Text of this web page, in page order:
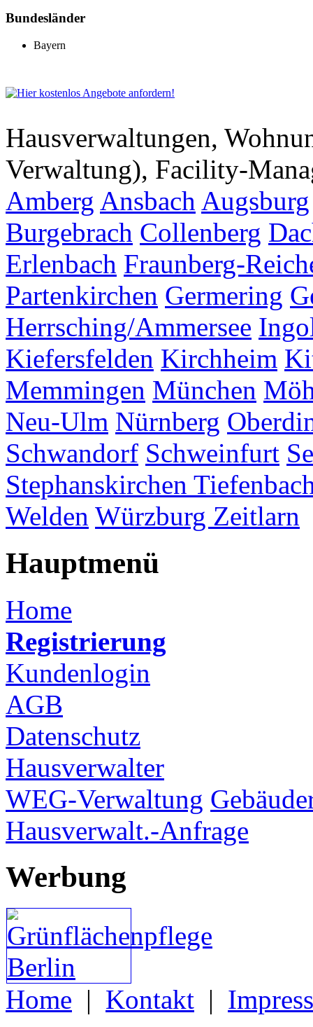
Bundesländer
Bayern
Hausverwaltungen,
Verwaltung), Facility-
Amberg Ansbach Augsburg
Burgebrach Collenberg
Erlenbach Fraunberg-
Partenkirchen Germering
Herrsching/Ammersee
Kiefersfelden Kirchheim
Memmingen München
Neu-Ulm Nürnberg
Schwandorf Schweinfurt
Stephanskirchen
Welden Würzburg Zeitlarn
Hauptmenü
Home
Registrierung
Kundenlogin
AGB
Datenschutz
Hausverwalter
WEG-Verwaltung
Hausverwalt.-Anfrage
Werbung
Home | Kontakt |